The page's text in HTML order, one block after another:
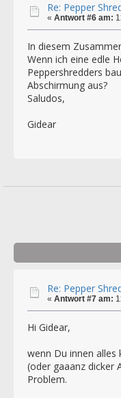
Re: Pepper
« Antwort #6 am:
In diesem
Wenn ich eine edle
Peppershredders
Abschirmung aus?
Saludos,
Gidear
Re: Pepper
« Antwort #7 am:
Hi Gidear,
wenn Du innen
(oder gaaanz dicker
Problem.